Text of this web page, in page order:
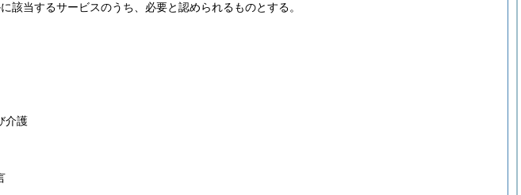
該当するサービスのうち、必要と認められるものとする。
介護